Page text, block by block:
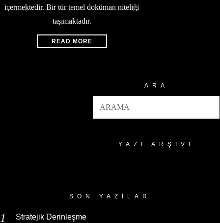
içermektedir. Bir tür temel doküman niteliği
taşımaktadır.
READ MORE
ARA
YAZI ARŞIVI
SON YAZILAR
Stratejik Derinleşme